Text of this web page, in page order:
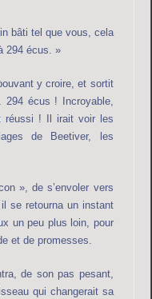
bâti tel que vous, cela
294 écus. »
y croire, et sortit
294 écus ! Incroyable,
réussi ! Il irait voir les
de Beetiver, les
», de s’envoler vers
se retourna un instant
un peu plus loin, pour
et de promesses.
de son pas pesant,
qui changerait sa